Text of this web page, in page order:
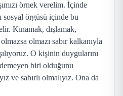
örnek verelim. İçinde
sosyal örgüsü içinde bu
Kınamak, dışlamak,
olmazı sabır kalkanıyla
O kişinin duygularını
biri olduğunu
ve sabırlı olmalıyız. Ona da